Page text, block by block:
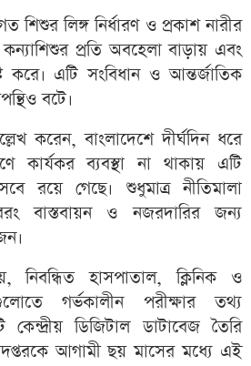
শিশুর লিঙ্গ নির্ধারণ ও প্রকাশ নারীর
প্রতি অবহেলা বাড়ায় এবং
করে। এটি সংবিধান ও আন্তর্জাতিক
বটে।
করেন, বাংলাদেশে দীর্ঘদিন ধরে
কার্যকর ব্যবস্থা না থাকায় এটি
রয়ে গেছে। শুধুমাত্র নীতিমালা
বাস্তবায়ন ও নজরদারির জন্য
হাসপাতাল, ক্লিনিক ও
গর্ভকালীন পরীক্ষার তথ্য
ডিজিটাল ডাটাবেজ তৈরি
আগামী ছয় মাসের মধ্যে এই